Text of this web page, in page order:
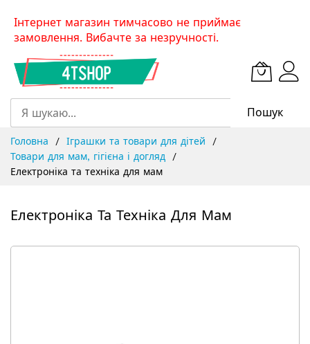
SkipІнтернет магазин тимчасово не приймає
замовлення. Вибачте за незручності.
Пошук
Головна
Іграшки та товари для дітей
Товари для мам, гігієна і догляд
Електроніка та техніка для мам
Електроніка Та Техніка Для Мам